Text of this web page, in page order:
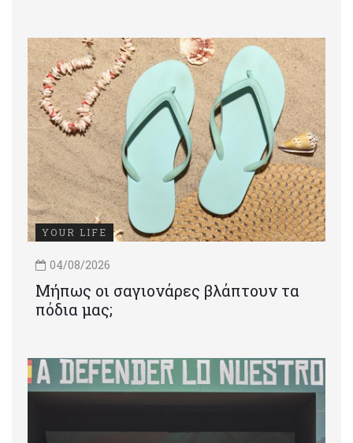
YOUR LIFE
04/08/2026
Μήπως οι σαγιονάρες βλάπτουν τα
πόδια μας;